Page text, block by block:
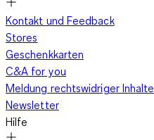
Kontakt und Feedback
Stores
Geschenkkarten
C&A for you
Meldung rechtswidriger Inhalte
Newsletter
Hilfe